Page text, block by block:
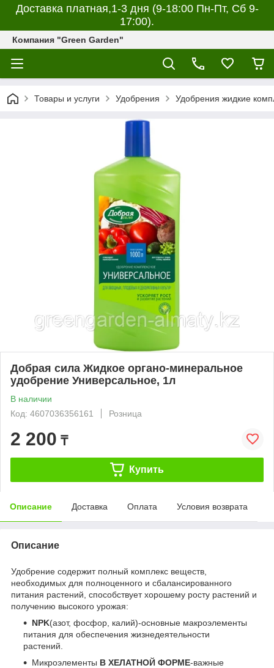
Доставка платная,1-3 дня (9-18:00 Пн-Пт, Сб 9-
17:00).
Компания "Green Garden"
Товары и услуги Удобрения Удобрения жидкие
Добрая сила Жидкое органо-минеральное
удобрение Универсальное, 1л
В наличии
Код: 4607036356161
Розница
2 200 ₸
Купить
Описание Доставка Оплата Условия возврата
Описание
Удобрение содержит полный комплекс веществ,
необходимых для полноценного и сбалансированного
питания растений, способствует хорошему росту растений и
получению высокого урожая:
NPK(азот, фосфор, калий)-основные макроэлементы
питания для обеспечения жизнедеятельности
растений.
Микроэлементы В ХЕЛАТНОЙ ФОРМЕ-важные